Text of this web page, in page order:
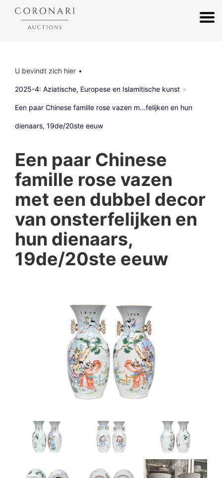
U bevindt zich hier
2025-4: Aziatische, Europese en Islamitische kunst
Een paar Chinese famille rose vazen m...felijken en hun
dienaars, 19de/20ste eeuw
Een paar Chinese
famille rose vazen
met een dubbel decor
van onsterfelijken en
hun dienaars,
19de/20ste eeuw